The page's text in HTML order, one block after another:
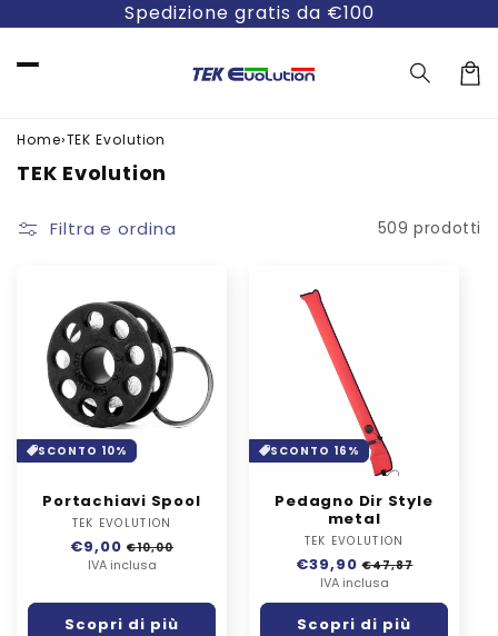
Spedizione gratis da €100
Home›TEK Evolution
C
l
TEK Evolution
Filtra e ordina 509 prodotti
SCONTO 10%
Portachiavi Spool
Fornitore:
TEK EVOLUTION
Prezzo
€9,00 Prezzo
scontato
€10,00
IVA inclusa
Scopri di più
SCONTO 16%
Pedagno Dir Style
metal
Fornitore:
TEK EVOLUTION
Prezzo
listino
€39,90 Prezzo
scontato
€47,87
IVA inclusa
Scopri di più